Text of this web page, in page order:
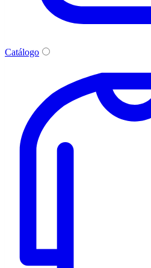
Catálogo